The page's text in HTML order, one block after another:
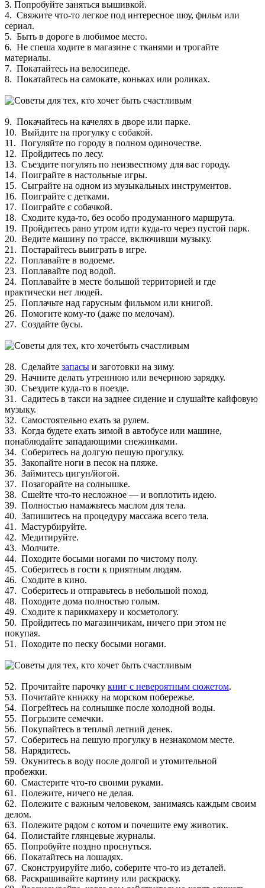
3. Попробуйте заняться вышивкой.
4. Свяжите что-то легкое под интересное шоу, фильм или
сериал.
5. Быть в дороге в любимое место.
6. Не спеша ходите в магазине с тканями и трогайте
материалы.
7. Покатайтесь на велосипеде.
8. Покатайтесь на самокате, коньках или роликах.
9. Покачайтесь на качелях в дворе или парке.
10. Выйдите на прогулку с собакой.
11. Погуляйте по городу в полном одиночестве.
12. Пройдитесь по лесу.
13. Съездите погулять по неизвестному для вас городу.
14. Поиграйте в настольные игры.
15. Сыграйте на одном из музыкальных инструментов.
16. Поиграйте с детками.
17. Поиграйте с собачкой.
18. Сходите куда-то, без особо продуманного маршрута.
19. Пройдитесь рано утром идти куда-то через пустой парк.
20. Ведите машину по трассе, включивши музыку.
21. Постарайтесь выиграть в игре.
22. Поплавайте в водоеме.
23. Поплавайте под водой.
24. Поплавайте в месте большой территорией и где
практически нет людей.
25. Поплачьте над гарусным фильмом или книгой.
26. Помогите кому-то (даже по мелочам).
27. Создайте бусы.
28. Сделайте запасы и заготовки на зиму.
29. Начните делать утреннюю или вечернюю зарядку.
30. Съездите куда-то в поезде.
31. Садитесь в такси на заднее сидение и слушайте кайфовую
музыку.
32. Самостоятельно ехать за рулем.
33. Когда будете ехать зимой в автобусе или машине,
понаблюдайте западающими снежинками.
34. Соберитесь на долгую пешую прогулку.
35. Закопайте ноги в песок на пляже.
36. Займитесь цигун/йогой.
37. Позагорайте на солнышке.
38. Сшейте что-то несложное — и воплотить идею.
39. Полностью намажьтесь маслом для тела.
40. Запишитесь на процедуру массажа всего тела.
41. Мастурбируйте.
42. Медитируйте.
43. Молчите.
44. Походите босыми ногами по чистому полу.
45. Соберитесь в гости к приятным людям.
46. Сходите в кино.
47. Соберитесь и отправьтесь в небольшой поход.
48. Походите дома полностью голым.
49. Сходите к парикмахеру и косметологу.
50. Пройдитесь по магазинчикам, ничего при этом не
покупая.
51. Походите по песку босыми ногами.
52. Прочитайте парочку книг с невероятным сюжетом.
53. Почитайте книжку на морском побережье.
54. Погрейтесь на солнышке после холодной воды.
55. Погрызите семечки.
56. Покупайтесь в теплый летний денек.
57. Соберитесь на пешую прогулку в незнакомом месте.
58. Нарядитесь.
59. Окунитесь в воду после долгой и утомительной
пробежки.
60. Смастерите что-то своими руками.
61. Полежите, ничего не делая.
62. Полежите с важным человеком, занимаясь каждым своим
делом.
63. Полежите рядом с котом и почешите ему животик.
64. Полистайте глянцевые журналы.
65. Попробуйте поздно проснуться.
66. Покатайтесь на лошадях.
67. Сконструируйте либо, соберите что-то из деталей.
68. Раскрашивайте картину или раскраску.